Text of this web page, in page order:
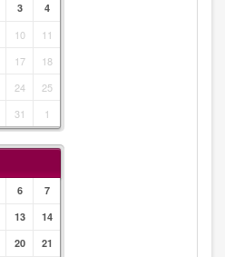
3 4
10
11
17
18
24
25
31 1
6
7
13
14
20
21